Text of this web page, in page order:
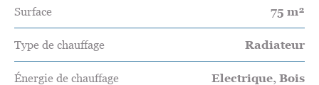
Surface 75 m²
Type de chauffage Radiateur
Énergie de chauffage Electrique, Bois